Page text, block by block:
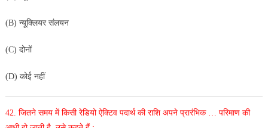
(B) न्यूक्लियर संलयन
(C) दोनों
(D) कोई नहीं
42. जितने समय में किसी रेडियो ऐक्टिव पदार्थ की राशि अपने प्रारंभिक … परिमाण की